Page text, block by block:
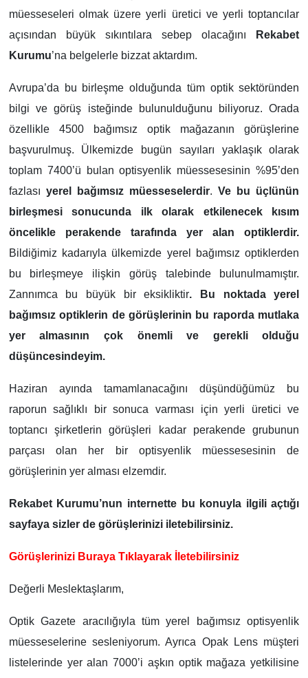
müesseseleri olmak üzere yerli üretici ve yerli toptancılar
açısından büyük sıkıntılara sebep olacağını
Rekabet
Kurumu’na belgelerle bizzat aktardım.
Avrupa’da bu birleşme olduğunda tüm optik sektöründen
bilgi ve görüş isteğinde bulunulduğunu biliyoruz. Orada
özellikle 4500 bağımsız optik mağazanın görüşlerine
başvurulmuş. Ülkemizde bugün sayıları yaklaşık olarak
toplam 7400’ü bulan optisyenlik müessesesinin %95’den
fazlası yerel bağımsız müesseselerdir.Ve bu üçlünün
birleşmesi sonucunda ilk olarak etkilenecek kısım
öncelikle perakende tarafında yer alan optiklerdir.
Bildiğimiz kadarıyla ülkemizde yerel bağımsız optiklerden
bu birleşmeye ilişkin görüş talebinde bulunulmamıştır.
Zannımca bu büyük bir eksikliktir. Bu noktada yerel
bağımsız optiklerin de görüşlerinin bu raporda mutlaka
yer almasının çok önemli ve gerekli olduğu
düşüncesindeyim.
Haziran ayında tamamlanacağını düşündüğümüz bu
raporun sağlıklı bir sonuca varması için yerli üretici ve
toptancı şirketlerin görüşleri kadar perakende grubunun
parçası olan her bir optisyenlik müessesesinin de
görüşlerinin yer alması elzemdir.
Rekabet Kurumu’nun internette bu konuyla ilgili açtığı
sayfaya sizler de görüşlerinizi iletebilirsiniz.
Görüşlerinizi Buraya Tıklayarak İletebilirsiniz
Değerli Meslektaşlarım,
Optik Gazete aracılığıyla tüm yerel bağımsız optisyenlik
müesseselerine sesleniyorum. Ayrıca Opak Lens müşteri
listelerinde yer alan 7000’i aşkın optik mağaza yetkilisine